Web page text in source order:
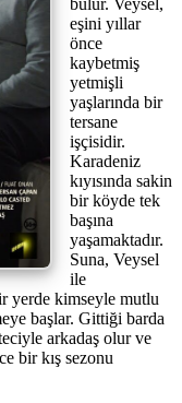
eşini yıllar
önce
kaybetmiş
yetmişli
yaşlarında bir
tersane
işçisidir.
Karadeniz
kıyısında sakin
bir köyde tek
başına
yaşamaktadır.
Suna, Veysel
ile
yerde kimseyle mutlu
başlar. Gittiği barda
arkadaş olur ve
bir kış sezonu